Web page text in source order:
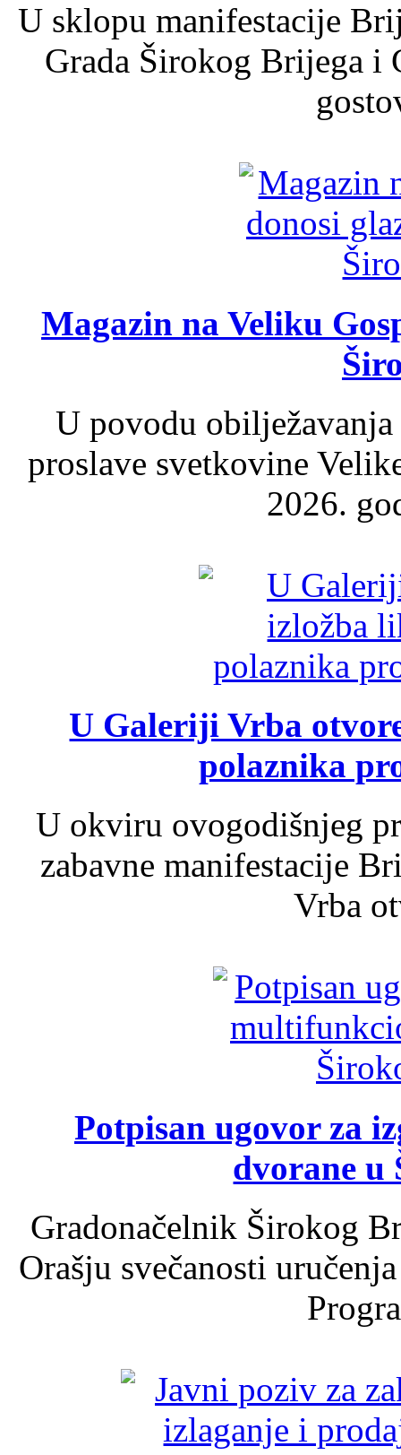
U sklopu manifestacije
Grada Širokog Brijega
Magazin na Veliku
U povodu
proslave svetkovine
2026.
U Galeriji Vrba
polaznika
U okviru ovogodišnjeg
zabavne manifestacije
Vrba
Potpisan ugovor za
dvorane u
Gradonačelnik Širokog
Orašju svečanosti